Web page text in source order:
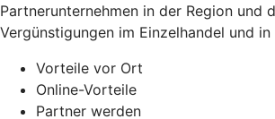
Partnerunternehmen in der Region
Vergünstigungen im Einzelhandel und
Vorteile vor Ort
Online-Vorteile
Partner werden